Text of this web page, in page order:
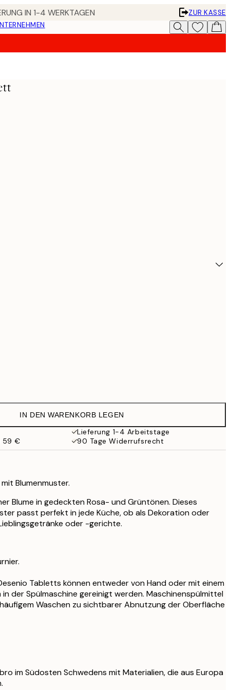
IN 1-4 WERKTAGEN
ZUR KASSE
IN DEN WARENKORB LEGEN
Lieferung 1-4 Arbeitstage
59 €
90 Tage Widerrufsrecht
Blumenmuster.
Blume in gedeckten Rosa- und Grüntönen. Dieses
passt perfekt in jede Küche, ob als Dekoration oder
oder -gerichte.
Tabletts können entweder von Hand oder mit einem
der Spülmaschine gereinigt werden. Maschinenspülmittel
Waschen zu sichtbarer Abnutzung der Oberfläche
im Südosten Schwedens mit Materialien, die aus Europa